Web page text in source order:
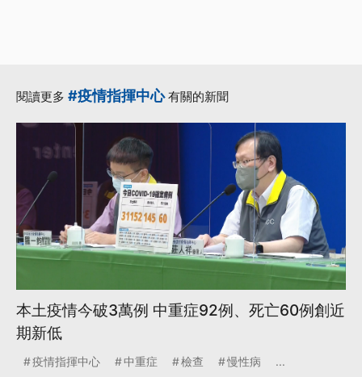
閱讀更多 #疫情指揮中心有關的新聞
本土疫情今破3萬例 中重症92例、死亡60例創近
期新低
疫情指揮中心 中重症 檢查 慢性病 ...